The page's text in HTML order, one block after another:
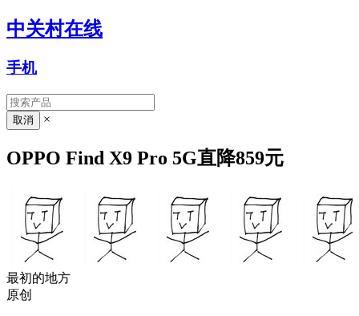
中关村在线
手机
×
OPPO Find X9 Pro 5G直降859元
最初的地方
原创